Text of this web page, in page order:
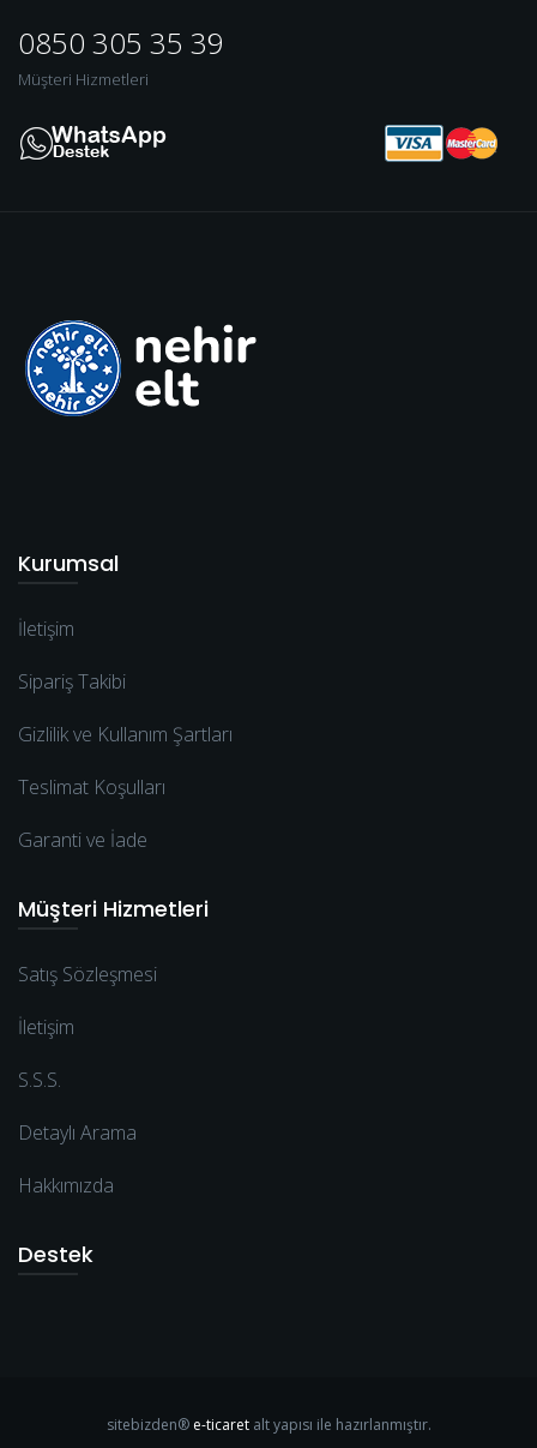
0850 305 35 39
Müşteri Hizmetleri
Kurumsal
İletişim
Sipariş Takibi
Gizlilik ve Kullanım Şartları
Teslimat Koşulları
Garanti ve İade
Müşteri Hizmetleri
Satış Sözleşmesi
İletişim
S.S.S.
Detaylı Arama
Hakkımızda
Destek
sitebizden® e-ticaretalt yapısı ile hazırlanmıştır.